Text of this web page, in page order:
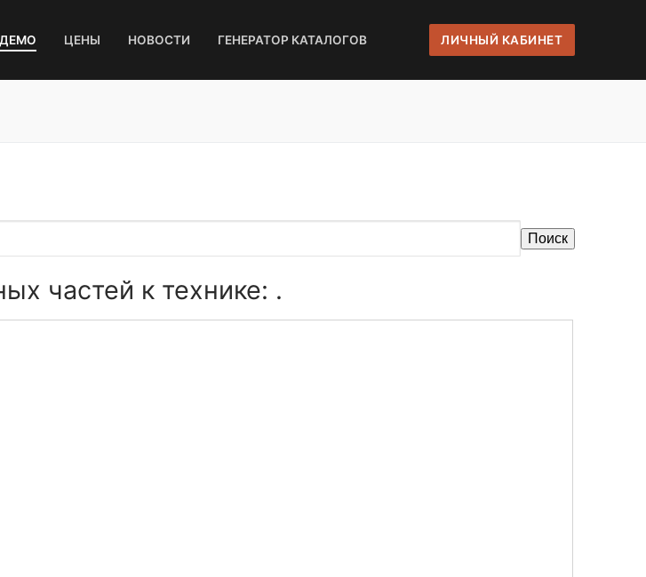
ДЕМО ЦЕНЫ НОВОСТИ ГЕНЕРАТОР КАТАЛОГОВ ЛИЧНЫЙ КАБИНЕТ
Поиск
частей к технике: .